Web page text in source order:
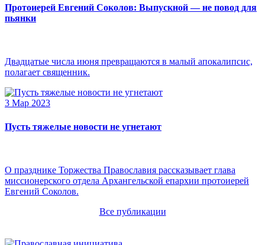
Протоиерей Евгений Соколов: Выпускной — не повод для
пьянки
Двадцатые числа июня превращаются в малый апокалипсис,
полагает священник.
3 Мар 2023
Пусть тяжелые новости не угнетают
О празднике Торжества Православия рассказывает глава
миссионерского отдела Архангельской епархии протоиерей
Евгений Соколов.
Все публикации